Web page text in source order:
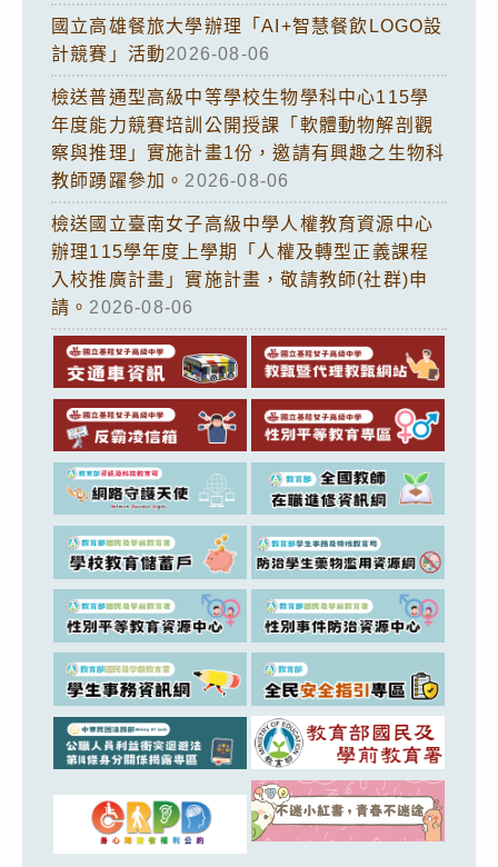
國立高雄餐旅大學辦理「AI+智慧餐飲LOGO設
計競賽」活動2026-08-06
檢送普通型高級中等學校生物學科中心115學
年度能力競賽培訓公開授課「軟體動物解剖觀
察與推理」實施計畫1份，邀請有興趣之生物科
教師踴躍參加。 2026-08-06
檢送國立臺南女子高級中學人權教育資源中心
辦理115學年度上學期「人權及轉型正義課程
入校推廣計畫」實施計畫，敬請教師(社群)申
請。 2026-08-06